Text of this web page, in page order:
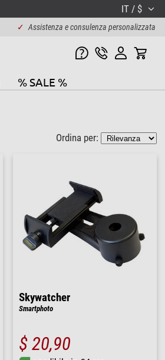
IT / $
✓ Assistenza e consulenza personalizzata
% SALE %
Ordina per:
Skywatcher
Smartphoto
$ 20,90